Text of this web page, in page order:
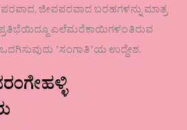
ಜೀವಪರವಾದ ಬರಹಗಳನ್ನು ಮಾತ್ರ
ಪ್ರತಿಭೆಯಿದ್ದೂ ಎಲೆಮರೆಕಾಯಿಗಳಂತಿರುವ
ʼಸಂಗಾತಿʼಯ ಉದ್ದೇಶ.